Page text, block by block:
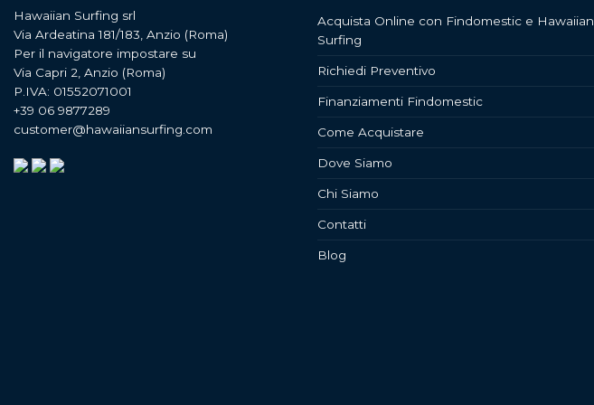
Hawaiian Surfing srl
Via Ardeatina 181/183, Anzio (Roma)
Per il navigatore impostare su
Via Capri 2, Anzio (Roma)
P.IVA: 01552071001
+39 06 9877289
customer@hawaiiansurfing.com
Acquista Online con Findomestic e Hawaiian
Surfing
Richiedi Preventivo
Finanziamenti Findomestic
Come Acquistare
Dove Siamo
Chi Siamo
Contatti
Blog